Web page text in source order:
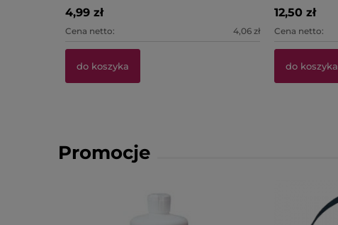
4,99 zł
Cena netto: 4,06 zł
do koszyka
12,50 zł
Cena netto:
do koszyka
Promocje